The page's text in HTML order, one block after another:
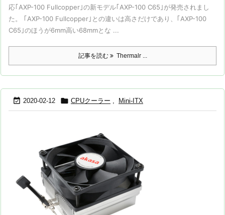
応｢AXP-100 Fullcopper｣の新モデル｢AXP-100 C65｣が発売されまし
た。 ｢AXP-100 Fullcopper｣との違いは高さだけであり、｢AXP-100
C65｣のほうが6mm高い68mmとな ...
記事を読む Thermalr ...
 2020-02-12  CPUクーラー , Mini-ITX